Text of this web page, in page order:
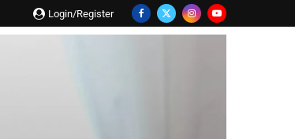
Login/Register